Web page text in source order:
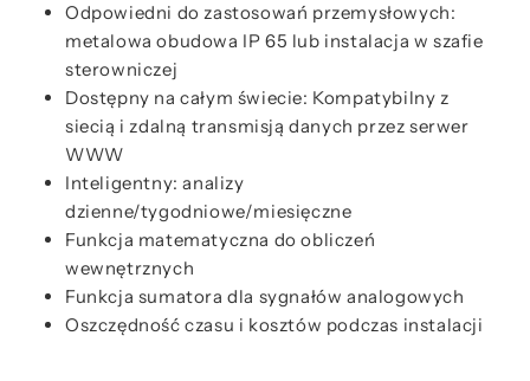
Odpowiedni do zastosowań przemysłowych:
metalowa obudowa IP 65 lub instalacja w szafie
sterowniczej
Dostępny na całym świecie: Kompatybilny z
siecią i zdalną transmisją danych przez serwer
WWW
Inteligentny: analizy
dzienne/tygodniowe/miesięczne
Funkcja matematyczna do obliczeń
wewnętrznych
Funkcja sumatora dla sygnałów analogowych
Oszczędność czasu i kosztów podczas instalacji